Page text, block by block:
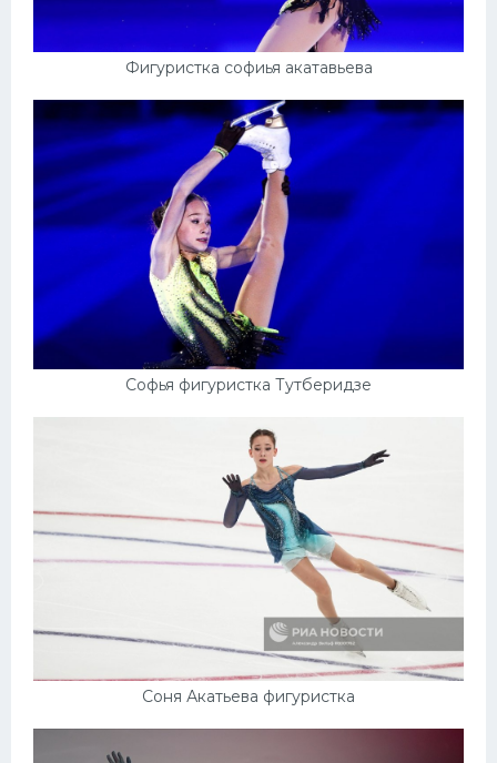
Фигуристка софиья акатавьева
Софья фигуристка Тутберидзе
Соня Акатьева фигуристка